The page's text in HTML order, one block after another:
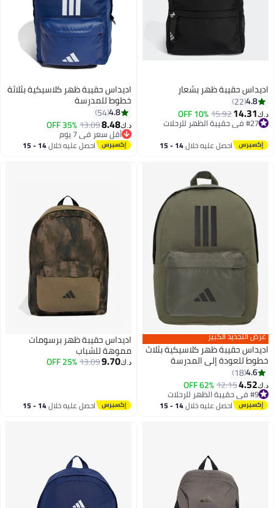
3
اديداس حقيبة ظهر بشعار
4.8
22
د.ك‏14.31
15.92
10% OFF
#27 في حقيبة الظهر للرحلات
احصل عليه خلال 14 - 15
4
اديداس حقيبة ظهر كلاسيكية بثلاثة
خطوط للمدرسة
4.8
54
د.ك‏8.48
13.09
35% OFF
أقل سعر في 7 يوم
أقل سعر في 7 يوماحصل عليه خلال 14 - 15
عرض التجديد الكبير
اديداس حقيبة ظهر كلاسيكية بثلاث
خطوط للعودة إلى المدرسة
4.6
18
د.ك‏4.52
12.15
62% OFF #9 في حقيبة الظهر للرحلات
أقل سعر في 30 يوم
#9 في حقيبة الظهر للرحلات احصل عليه خلال 14 - 15
اديداس حقيبة ظهر برسومات
مموهة للشباب
د.ك‏9.70
13.09
25% OFF
احصل عليه خلال 14 - 15